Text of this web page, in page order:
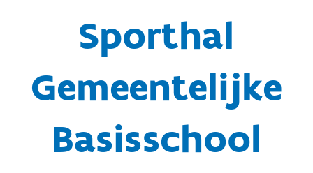
Sporthal
Gemeentelijke
Basisschool